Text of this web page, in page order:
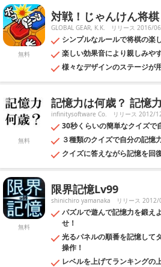
無料
対戦！じゃんけん将棋
GLOBAL GEAR, K.K. リリース 2016/
シンプルなルールで将棋の楽
楽しい効果音により親しみや
様々なデザインのステージが
無料
記憶力は何歳？ 記憶
infinitysoftware Co. リリース 2012/
30秒くらいの簡単なクイズで
３種類のクイズで自分の記憶
クイズに答えながら記憶を回
無料
限界記憶Lv99
shinichiro yamanaka リリース
パズルで遊んで記憶力を鍛え
せ！
光るパネルの順番を記憶して
操作！
レベルを上げてランキングの